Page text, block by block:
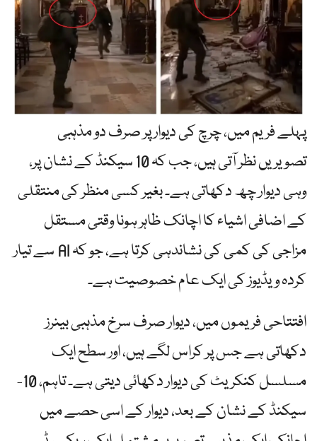
پہلے فریم میں، چرچ کی دیوار پر صرف دو مذہبی
تصویریں نظر آتی ہیں، جب کہ 10 سیکنڈ کے نشان پر،
وہی دیوار چھ دکھاتی ہے۔ بغیر کسی منظر کی منتقلی
کے اضافی اشیاء کا اچانک ظاہر ہونا وقتی مستقل
مزاجی کی کمی کی نشاندہی کرتا ہے، جو کہ AI سے تیار
کردہ ویڈیوز کی ایک عام خصوصیت ہے۔
افتتاحی فریموں میں، دیوار صرف سرخ مذہبی بینرز
دکھاتی ہے جس پر کراس لگے ہیں، اور سطح ایک
مسلسل کنکریٹ کی دیوار دکھائی دیتی ہے۔ تاہم، 10-
سیکنڈ کے نشان کے بعد، دیوار کے اسی حصے میں